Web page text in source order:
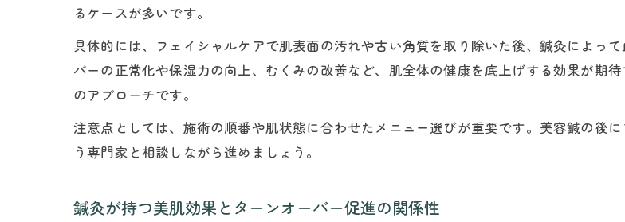
鍼灸で敏感な肌の悩みを和らげる実
加齢悩み改善に役立つ鍼灸フェイシ
るケースが多いです。
具体的には、フェイシャルケアで肌表面の汚れや古い角質を取り除いた後、鍼灸によっ
バーの正常化や保湿力の向上、むくみの改善など、肌全体の健康を底上げする効果が期
のアプローチです。
注意点としては、施術の順番や肌状態に合わせたメニュー選びが重要です。美容鍼の後
う専門家と相談しながら進めましょう。
鍼灸が持つ美肌効果とターンオーバー促進の関係性